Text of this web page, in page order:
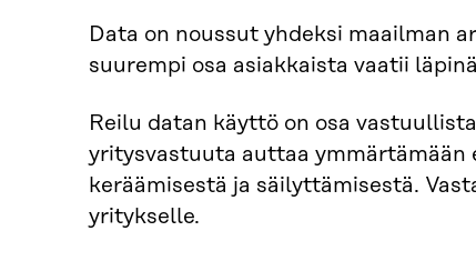
Data on noussut yhdeksi maailman
suurempi osa asiakkaista vaatii
Reilu datan käyttö on osa
yritysvastuuta auttaa ymmärtämään
keräämisestä ja säilyttämisestä.
yritykselle.